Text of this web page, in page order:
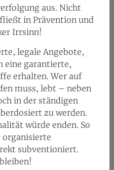
aus. Nicht
in Prävention und
Irrsinn!
legale Angebote,
eine garantierte,
erhalten. Wer auf
muss, lebt – neben
in der ständigen
zu werden.
würde enden. So
organisierte
subventioniert.